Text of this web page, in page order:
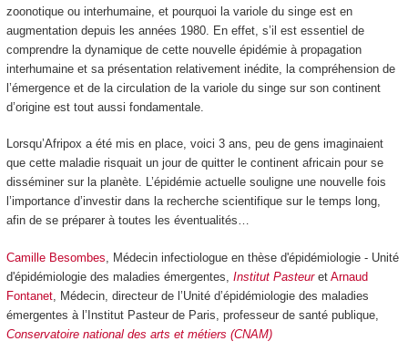
zoonotique ou interhumaine, et pourquoi la variole du singe est en
augmentation depuis les années 1980. En effet, s’il est essentiel de
comprendre la dynamique de cette nouvelle épidémie à propagation
interhumaine et sa présentation relativement inédite, la compréhension de
l’émergence et de la circulation de la variole du singe sur son continent
d’origine est tout aussi fondamentale.
Lorsqu’Afripox a été mis en place, voici 3 ans, peu de gens imaginaient
que cette maladie risquait un jour de quitter le continent africain pour se
disséminer sur la planète. L’épidémie actuelle souligne une nouvelle fois
l’importance d’investir dans la recherche scientifique sur le temps long,
afin de se préparer à toutes les éventualités…
Camille Besombes , Médecin infectiologue en thèse d'épidémiologie - Unité
d'épidémiologie des maladies émergentes, Institut Pasteuret Arnaud
Fontanet, Médecin, directeur de l’Unité d’épidémiologie des maladies
émergentes à l’Institut Pasteur de Paris, professeur de santé publique,
Conservatoire national des arts et métiers (CNAM)